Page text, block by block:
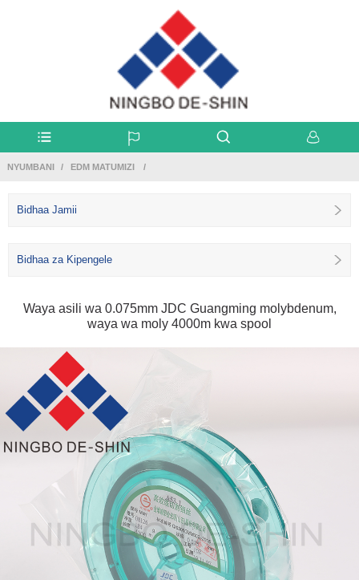
NYUMBANI EDM MATUMIZI
Bidhaa Jamii
Bidhaa za Kipengele
Waya asili wa 0.075mm JDC Guangming molybdenum,
waya wa moly 4000m kwa spool